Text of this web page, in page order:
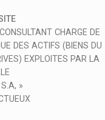
CHARGE DE
DES ACTIFS (BIENS DU
EXPLOITES PAR LA
»